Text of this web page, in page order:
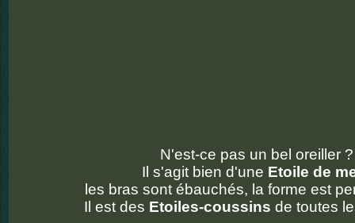
N'est-ce pas un bel oreiller ?
Il s'agit bien d'une Etoile de
les bras sont ébauchés, la forme est
Il est des Etoiles-coussins de toutes